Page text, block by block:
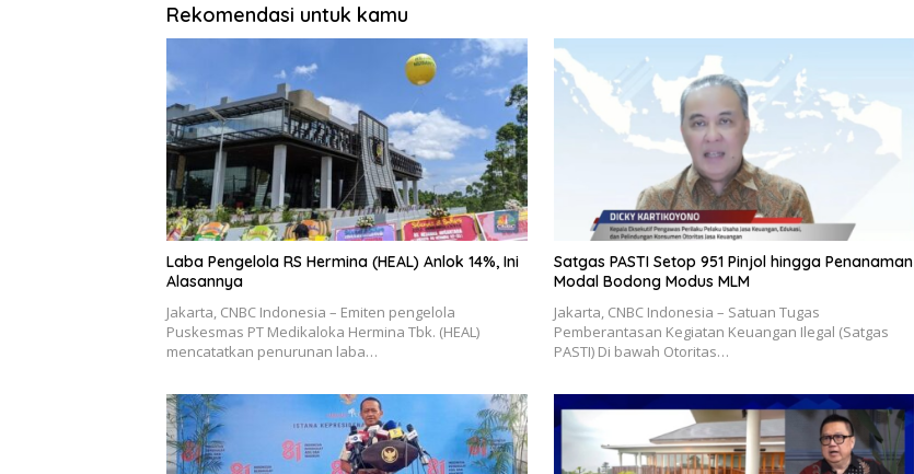
Rekomendasi untuk kamu
Laba Pengelola RS Hermina (HEAL) Anlok 14%, Ini
Alasannya
Jakarta, CNBC Indonesia – Emiten pengelola
Puskesmas PT Medikaloka Hermina Tbk. (HEAL)
mencatatkan penurunan laba…
Satgas PASTI Setop 951 Pinjol hingga Penanaman
Modal Bodong Modus MLM
Jakarta, CNBC Indonesia – Satuan Tugas
Pemberantasan Kegiatan Keuangan Ilegal (Satgas
PASTI) Di bawah Otoritas…